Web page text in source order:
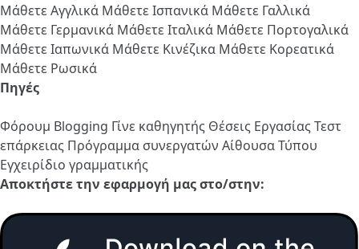
Μάθετε Αγγλικά Μάθετε Ισπανικά Μάθετε Γαλλικά
Μάθετε Γερμανικά Μάθετε Ιταλικά Μάθετε Πορτογαλικά
Μάθετε Ιαπωνικά Μάθετε Κινέζικα Μάθετε Κορεατικά
Μάθετε Ρωσικά
Πηγές
Φόρουμ Blogging Γίνε καθηγητής Θέσεις ΕργασίαςΤεστ
επάρκειας Πρόγραμμα συνεργατών Αίθουσα Τύπου
Εγχειρίδιο γραμματικής
Αποκτήστε την εφαρμογή μας στο/στην: